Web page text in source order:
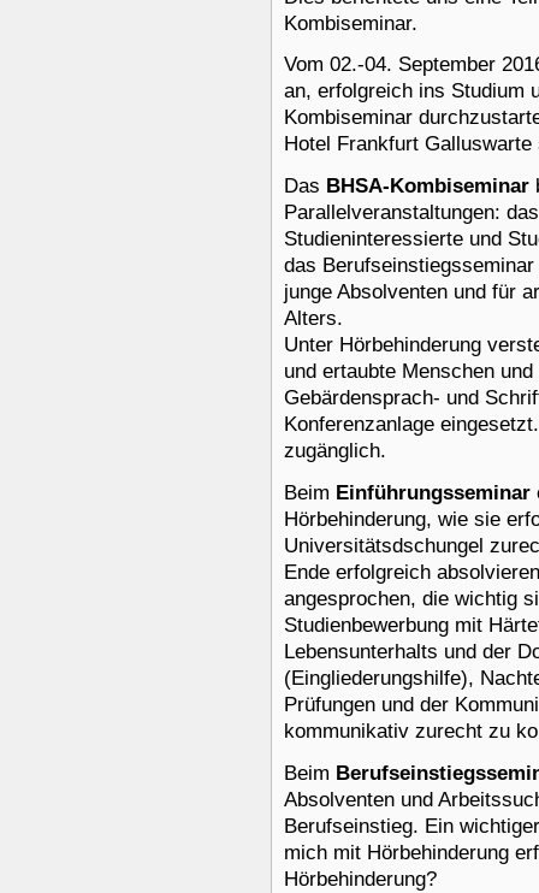
Kombiseminar.
Vom 02.-04. September
an, erfolgreich ins Studium
Kombiseminar
Hotel Frankfurt
Das BHSA-Kombiseminar
Parallelveranstaltungen:
Studieninteressierte und
das
junge Absolventen und für
Alters.
Unter Hörbehinderung
und ertaubte Menschen
Gebärdensprach- und
Konferenzanlage
zugänglich.
Beim Einführungsseminar
Hörbehinderung, wie sie
Universitätsdschungel
Ende erfolgreich
angesprochen, die wichtig
Studienbewerbung mit
Lebensunterhalts und der
(Eingliederungshilfe),
Prüfungen und der
kommunikativ zurecht zu
Beim
Absolventen und
Berufseinstieg. Ein
mich mit Hörbehinderung
Hörbehinderung?